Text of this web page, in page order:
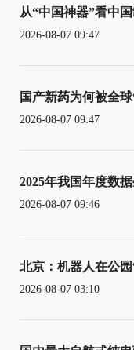
从“中国神器”看中
2026-08-07 09:47
国产新药为何被全
2026-08-07 09:47
2025年我国年度数
2026-08-07 09:46
北京：机器人在公
2026-08-07 03:10